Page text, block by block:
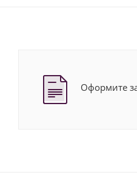
Оформите